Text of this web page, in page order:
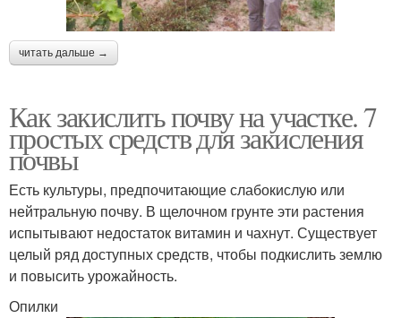
читать дальше →
Как закислить почву на участке. 7
простых средств для закисления
почвы
Есть культуры, предпочитающие слабокислую или
нейтральную почву. В щелочном грунте эти растения
испытывают недостаток витамин и чахнут. Существует
целый ряд доступных средств, чтобы подкислить землю
и повысить урожайность.
Опилки